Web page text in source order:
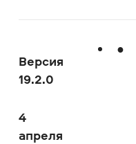
Версия
19.2.0
4
апреля